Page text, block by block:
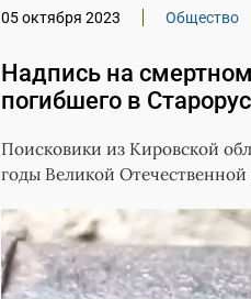
05 октября 2023 Общество
Надпись на
погибшего в
Поисковики из Кировской
годы Великой